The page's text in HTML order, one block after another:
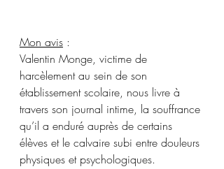
Mon avis :
Valentin Monge, victime de
harcèlement au sein de son
établissement scolaire, nous livre à
travers son journal intime, la souffrance
qu’il a enduré auprès de certains
élèves et le calvaire subi entre douleurs
physiques et psychologiques.